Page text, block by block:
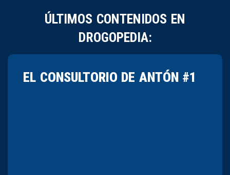
ÚLTIMOS CONTENIDOS EN
DROGOPEDIA:
EL CONSULTORIO DE ANTÓN #1